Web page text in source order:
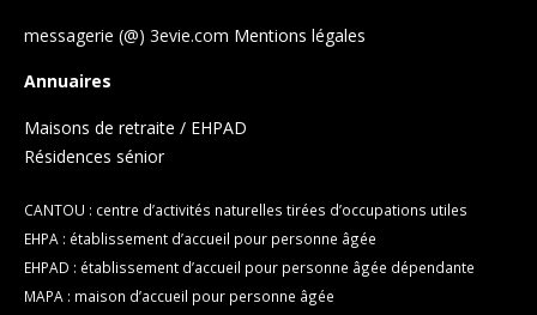
messagerie (@) 3evie.com Mentions légales
Annuaires
Maisons de retraite / EHPAD
Résidences sénior
CANTOU : centre d’activités naturelles tirées d’occupations utiles
EHPA : établissement d’accueil pour personne âgée
EHPAD : établissement d’accueil pour personne âgée dépendante
MAPA : maison d’accueil pour personne âgée